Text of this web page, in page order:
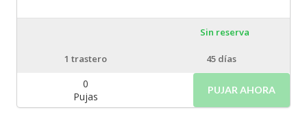
Sin reserva
1 trastero 45 días
0
Pujas
PUJAR AHORA